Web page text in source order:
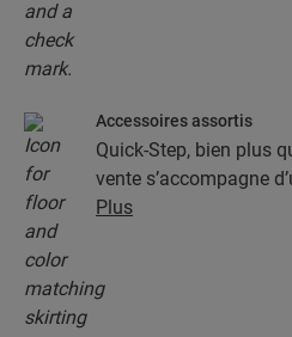
Accessoires assortis
Quick-Step, bien plus
vente s’accompagne
d’accessoires, parmi
Plus